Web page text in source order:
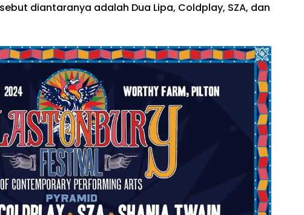
diantaranya adalah Dua Lipa, Coldplay, SZA, dan